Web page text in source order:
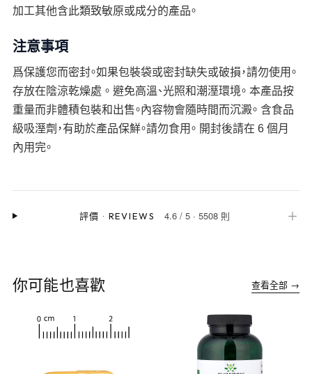
加工其他含此類致敏原或成分的產品。
注意事項
爲保護您而密封。如果包裝袋或密封缺失或破損，請勿使用。
存放在陰涼乾燥處 。 避免高溫、光照和潮溼環境。 本產品按
重量而非體積包裝和出售。內容物會隨時間而沉澱。 含食品
級吸溼劑，有助於產品保鮮。請勿食用。 開封後請在 6 個月
內用完。
評價 · REVIEWS 4.6 /5 ·5508 則 ＋
你可能也喜歡 查看全部 →